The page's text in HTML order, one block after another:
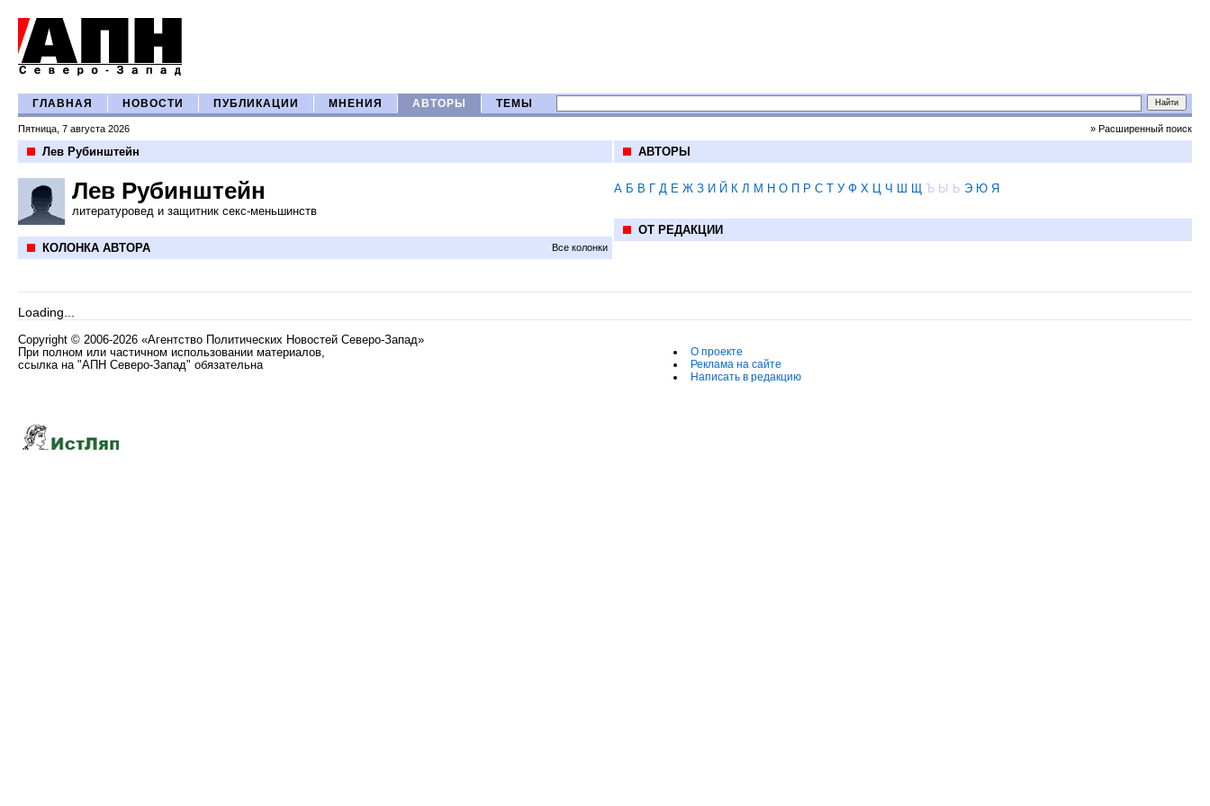
ГЛАВНАЯ НОВОСТИ ПУБЛИКАЦИИ МНЕНИЯ АВТОРЫ ТЕМЫ
Пятница, 7 августа 2026 » Расширенный поиск
Лев Рубинштейн
Лев Рубинштейн
литературовед и защитник секс-меньшинств
КОЛОНКА АВТОРА Все колонки
АВТОРЫ
А Б В Г Д Е Ж З И Й К Л М Н О П Р С Т У Ф Х Ц Ч Ш Щ Ъ Ы Ь Э Ю Я
ОТ РЕДАКЦИИ
Loading...
Copyright © 2006-2026 «Агентство Политических Новостей Северо-Запад»
При полном или частичном использовании материалов,
ссылка на "АПН Северо-Запад" обязательна
О проекте
Реклама на сайте
Написать в редакцию